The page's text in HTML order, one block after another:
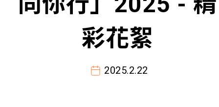
聯絡我們
彩花絮
2025.2.22